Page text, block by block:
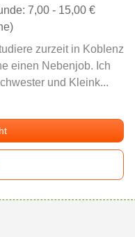
7,00 - 15,00 €
zurzeit in Koblenz
einen Nebenjob. Ich
und Kleink...